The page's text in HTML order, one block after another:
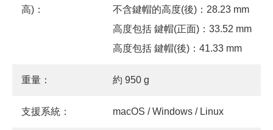
高)：
不含鍵帽的高度(後)：28.23 mm
高度包括 鍵帽(正面)：33.52 mm
高度包括 鍵帽(後)：41.33 mm
重量： 約 950 g
支援系統： macOS / Windows / Linux